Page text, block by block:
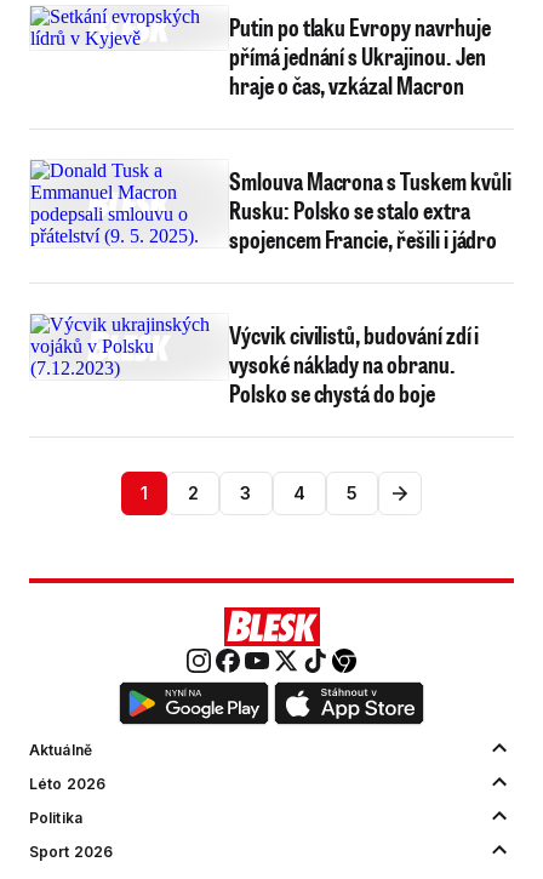
Putin po tlaku Evropy navrhuje
přímá jednání s Ukrajinou. Jen
hraje o čas, vzkázal Macron
Smlouva Macrona s Tuskem kvůli
Rusku: Polsko se stalo extra
spojencem Francie, řešili i jádro
Výcvik civilistů, budování zdí i
vysoké náklady na obranu.
Polsko se chystá do boje
1 2 3 4 5
Aktuálně
Léto 2026
Politika
Sport 2026